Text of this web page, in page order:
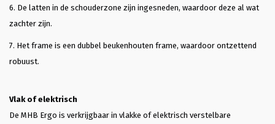
6. De latten in de schouderzone zijn ingesneden, waardoor deze al wat
zachter zijn.
7. Het frame is een dubbel beukenhouten frame, waardoor ontzettend
robuust.
Vlak of elektrisch
De MHB Ergo is verkrijgbaar in vlakke of elektrisch verstelbare